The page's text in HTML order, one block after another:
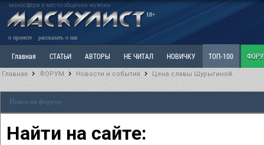
маносфера и место общения мужчин
18+
о проекте рассказать о нас
Главная СТАТЬИ АВТОРЫ НЕ ЧИТАЛ НОВИЧКУ ТОП-100
Ветка: Наболевшее. Выскажись!
РАЗДЕЛ: Разное
Главная ФОРУМ Новости и события Цена славы Шурыгиной.
Поиск по форуму
Найти на сайте: